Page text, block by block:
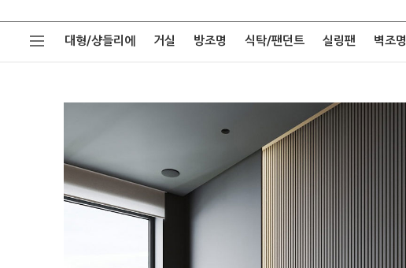
대형/샹들리에 거실 방조명 식탁/팬던트 실링팬 벽조명